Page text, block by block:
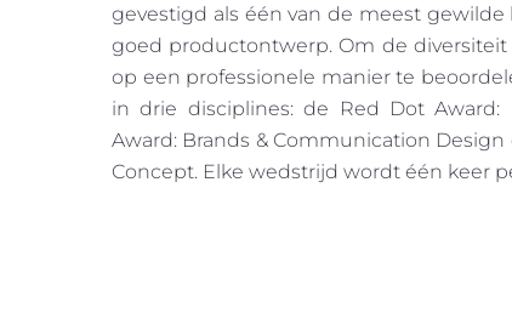
gevestigd als één van de meest
goed productontwerp. Om de
op een professionele manier te
in drie disciplines: de Red Dot Award:
Award: Brands & Communication
Concept. Elke wedstrijd wordt één keer